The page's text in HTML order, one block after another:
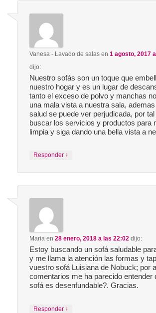
Vanesa - Lavado de salas en1 agosto, 2017
dijo:
Nuestro sofás son un toque que
nuestro hogar y es un lugar de
tanto el exceso de polvo y manchas
una mala vista a nuestra sala,
salud se puede ver perjudicada, por
buscar los servicios y productos para
limpia y siga dando una bella vista a
Responder ↓
Maria en28 enero, 2018 a las 22:02 dijo:
Estoy buscando un sofá saludable
y me llama la atención las formas y
vuestro sofá Luisiana de Nobuck; por
comentarios me ha parecido entender
sofá es desenfundable?. Gracias.
Responder ↓